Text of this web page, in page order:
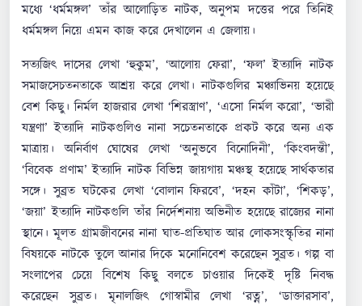
মধ্যে ‘ধর্মমঙ্গল’ তাঁর আলোড়িত নাটক, অনুপম দত্তের পরে তিনিই
ধর্মমঙ্গল নিয়ে এমন কাজ করে দেখালেন এ জেলায়।
সত্যজিৎ দাসের লেখা ‘হুকুম’, ‘আলোয় ফেরা’, ‘ফল’ ইত্যাদি নাটক
সমাজসেচতনতাকে আশ্রয় করে লেখা। নাটকগুলির মঞ্চাভিনয় হয়েছে
বেশ কিছু। নির্মল হাজরার লেখা ‘শিরস্ত্রাণ’, ‘এসো নির্মল করো’, ‘ভারী
যন্ত্রণা’ ইত্যাদি নাটকগুলিও নানা সচেতনতাকে প্রকট করে অন্য এক
মাত্রায়। অনির্বাণ ঘোষের লেখা ‘অনুভবে বিনোদিনী’, ‘কিংবদন্তী’,
‘বিবেক প্রণাম’ ইত্যাদি নাটক বিভিন্ন জায়গায় মঞ্চস্থ হয়েছে সার্থকতার
সঙ্গে। সুব্রত ঘটকের লেখা ‘বোলান ফিরবে’, ‘দহন কাঁটা’, ‘শিকড়’,
‘জয়া’ ইত্যাদি নাটকগুলি তাঁর নির্দেশনায় অভিনীত হয়েছে রাজ্যের নানা
স্থানে। মূলত গ্রামজীবনের নানা ঘাত-প্রতিঘাত আর লোকসংস্কৃতির নানা
বিষয়কে নাটকে তুলে আনার দিকে মনোনিবেশ করেছেন সুব্রত। গল্প বা
সংলাপের চেয়ে বিশেষ কিছু বলতে চাওয়ার দিকেই দৃষ্টি নিবদ্ধ
করেছেন সুব্রত। মৃনালজিৎ গোস্বামীর লেখা ‘রত্ন’, ‘ডাক্তারসাব’,